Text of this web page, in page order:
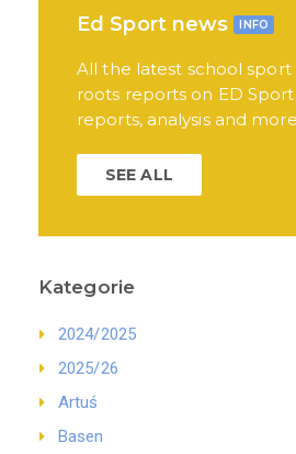
Ed Sport news INFO
All the latest school sport
roots reports on ED
reports, analysis and
SEE ALL
Kategorie
2024/2025
2025/26
Artuś
Basen